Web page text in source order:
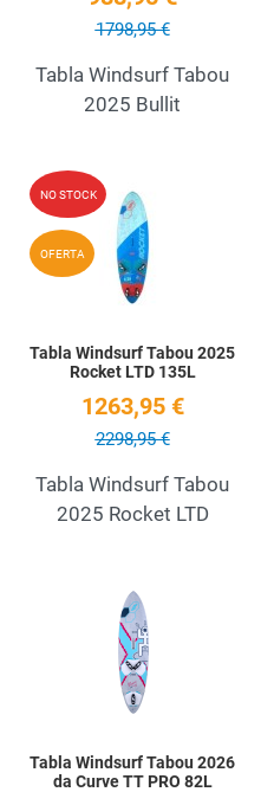
1798,95 €
Tabla Windsurf Tabou
2025 Bullit
NO STOCK
OFERTA
Tabla Windsurf Tabou 2025
Rocket LTD 135L
1263,95 €
2298,95 €
Tabla Windsurf Tabou
2025 Rocket LTD
Tabla Windsurf Tabou 2026
da Curve TT PRO 82L